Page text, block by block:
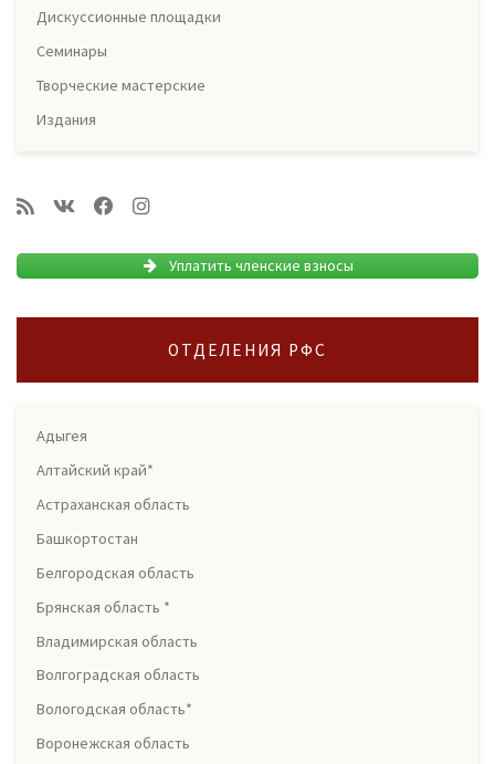
Дискуссионные площадки
Семинары
Творческие мастерские
Издания
Уплатить членские взносы
ОТДЕЛЕНИЯ РФС
Адыгея
Алтайский край*
Астраханская область
Башкортостан
Белгородская область
Брянская область *
Владимирская область
Волгоградская область
Вологодская область*
Воронежская область